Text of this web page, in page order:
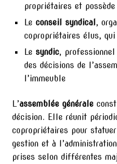
propriétaires et
Le conseil syndical ,
copropriétaires élus,
Le syndic, professionnel
des décisions de
l’immeuble
L’assemblée générale
décision. Elle réunit
copropriétaires pour
gestion et à
prises selon différentes